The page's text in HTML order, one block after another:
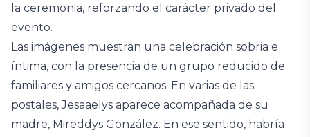
la ceremonia, reforzando el carácter privado del
evento.
Las imágenes muestran una celebración sobria e
íntima, con la presencia de un grupo reducido de
familiares y amigos cercanos. En varias de las
postales, Jesaaelys aparece acompañada de su
madre, Mireddys González. En ese sentido, habría